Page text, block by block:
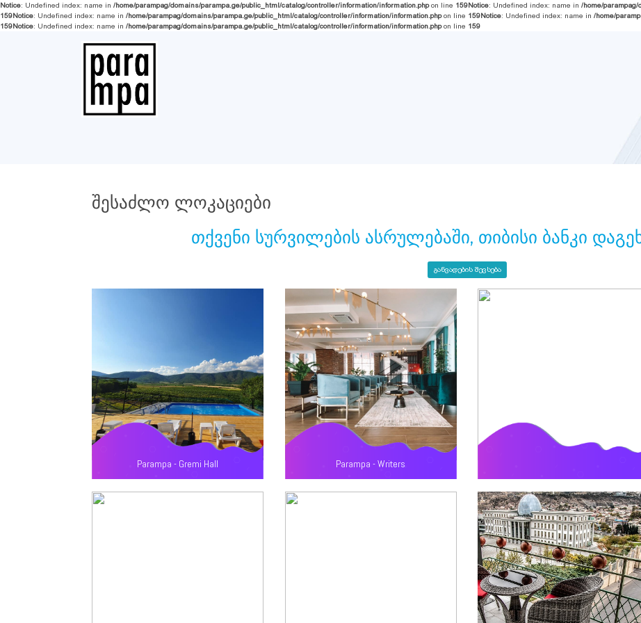
Notice: Undefined index: name in /home/parampag/domains/parampa.ge/public_html/catalog/controller/information/information.phpon line 159Notice: Undefined index: name in /home/
159Notice: Undefined index: name in /home/parampag/domains/parampa.ge/public_html/catalog/controller/information/information.phpon line 159Notice: Undefined index: name in /home/
159Notice: Undefined index: name in /home/parampag/domains/parampa.ge/public_html/catalog/controller/information/information.phpon line 159
შესაძლო ლოკაციები
თქვენი სურვილების ასრულებაში, თიბისი ბანკი
განვადების შევსება
Parampa - Gremi Hall Parampa - Writers